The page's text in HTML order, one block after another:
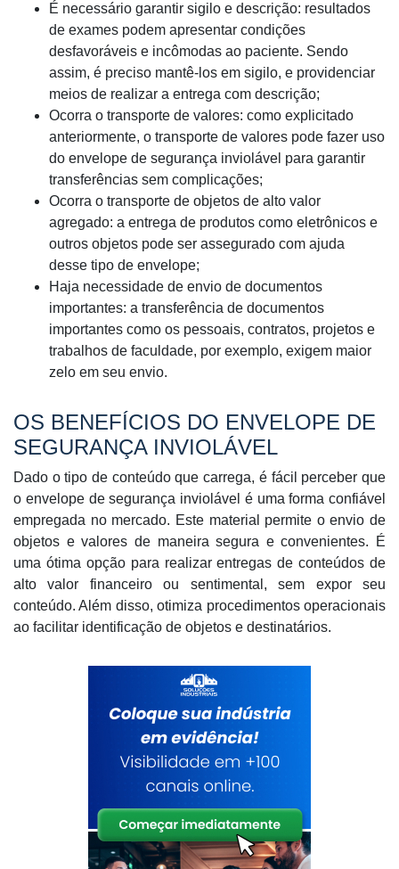
É necessário garantir sigilo e descrição: resultados
de exames podem apresentar condições
desfavoráveis e incômodas ao paciente. Sendo
assim, é preciso mantê-los em sigilo, e providenciar
meios de realizar a entrega com descrição;
Ocorra o transporte de valores: como explicitado
anteriormente, o transporte de valores pode fazer uso
do envelope de segurança inviolável para garantir
transferências sem complicações;
Ocorra o transporte de objetos de alto valor
agregado: a entrega de produtos como eletrônicos e
outros objetos pode ser assegurado com ajuda
desse tipo de envelope;
Haja necessidade de envio de documentos
importantes: a transferência de documentos
importantes como os pessoais, contratos, projetos e
trabalhos de faculdade, por exemplo, exigem maior
zelo em seu envio.
OS BENEFÍCIOS DO ENVELOPE DE
SEGURANÇA INVIOLÁVEL
Dado o tipo de conteúdo que carrega, é fácil perceber que
o envelope de segurança inviolável é uma forma confiável
empregada no mercado. Este material permite o envio de
objetos e valores de maneira segura e convenientes. É
uma ótima opção para realizar entregas de conteúdos de
alto valor financeiro ou sentimental, sem expor seu
conteúdo. Além disso, otimiza procedimentos operacionais
ao facilitar identificação de objetos e destinatários.